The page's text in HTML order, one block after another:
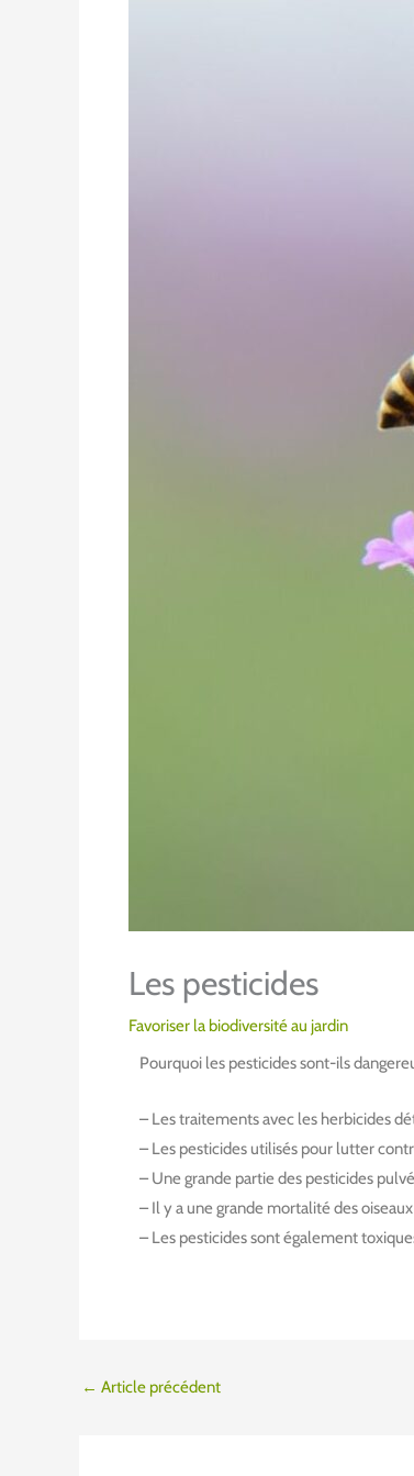
Les pesticides
Favoriser la biodiversité au jardin
Pourquoi les pesticides sont-ils
– Les traitements avec les herbicides
– Les pesticides utilisés pour lutter
– Une grande partie des pesticides
– Il y a une grande mortalité des
– Les pesticides sont également
← Article précédent